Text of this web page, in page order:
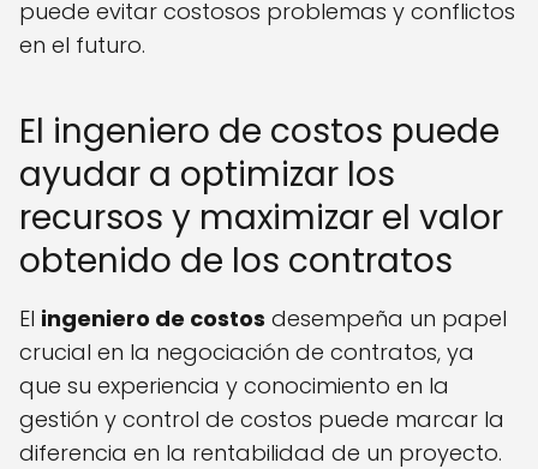
puede evitar costosos problemas y conflictos
en el futuro.
El ingeniero de costos puede
ayudar a optimizar los
recursos y maximizar el valor
obtenido de los contratos
El ingeniero de costos desempeña un papel
crucial en la negociación de contratos, ya
que su experiencia y conocimiento en la
gestión y control de costos puede marcar la
diferencia en la rentabilidad de un proyecto.